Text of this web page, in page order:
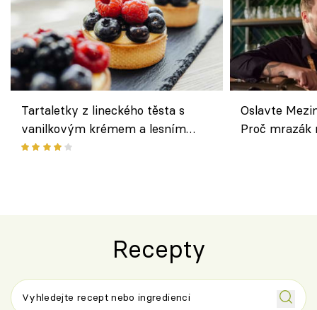
Tartaletky z lineckého těsta s
vanilkovým krémem a lesním
ovocem podle Bread Society
Oslavte
Proč
Recepty